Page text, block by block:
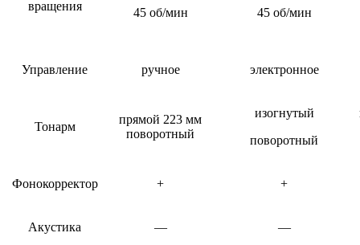
вращения
45 об/мин
45 об/мин
Управление ручное электронное
Тонарм
прямой 223 мм
поворотный
изогнутый
поворотный
Фонокорректор + +
Акустика — —